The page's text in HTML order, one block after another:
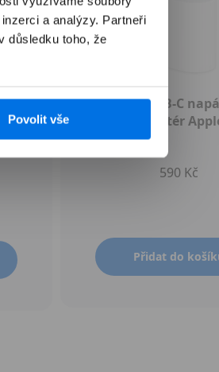
a analýzy. Partneři
důsledku toho, že
Povolit vše
-
20W USB‑C
adaptér
590 Kč
Přidat do